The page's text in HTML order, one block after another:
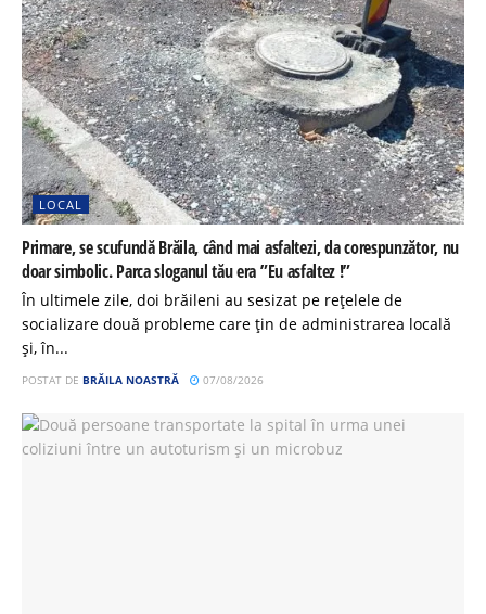
LOCAL
Primare, se scufundă Brăila, când mai asfaltezi, da corespunzător, nu
doar simbolic. Parca sloganul tău era ”Eu asfaltez !”
În ultimele zile, doi brăileni au sesizat pe rețelele de
socializare două probleme care țin de administrarea locală
și, în...
POSTAT DE BRĂILA NOASTRĂ 07/08/2026